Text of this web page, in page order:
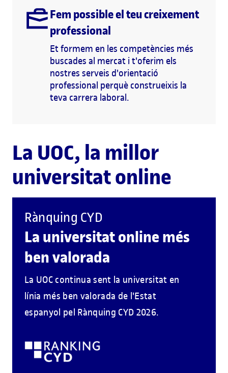
Fem possible el teu creixement
professional
Et formem en les competències més
buscades al mercat i t'oferim els
nostres serveis d'orientació
professional perquè construeixis la
teva carrera laboral.
La UOC, la millor
universitat online
Rànquing CYD
La universitat online més
ben valorada
La UOC continua sent la universitat en
línia més ben valorada de l'Estat
espanyol pel Rànquing CYD 2026.